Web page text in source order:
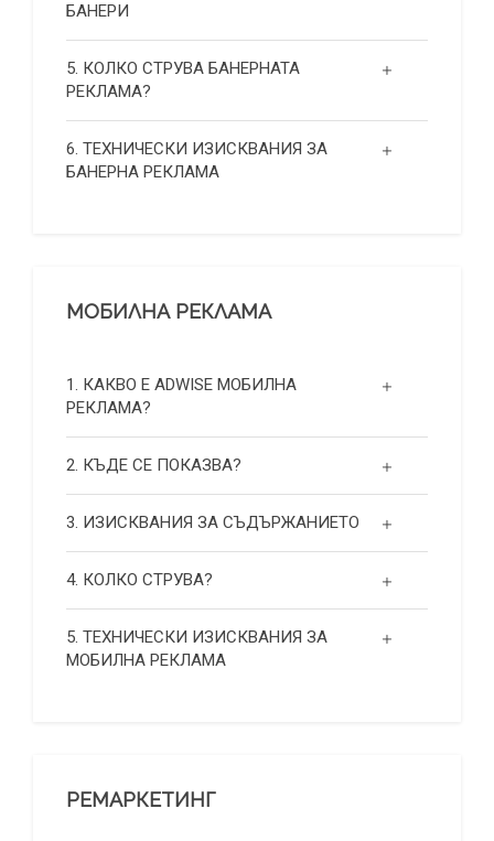
БАНЕРИ
5. КОЛКО СТРУВА БАНЕРНАТА
РЕКЛАМА?
6. ТЕХНИЧЕСКИ ИЗИСКВАНИЯ ЗА
БАНЕРНА РЕКЛАМА
МОБИЛНА РЕКЛАМА
1. КАКВО Е ADWISE МОБИЛНА
РЕКЛАМА?
2. КЪДЕ СЕ ПОКАЗВА?
3. ИЗИСКВАНИЯ ЗА СЪДЪРЖАНИЕТО
4. КОЛКО СТРУВА?
5. ТЕХНИЧЕСКИ ИЗИСКВАНИЯ ЗА
МОБИЛНА РЕКЛАМА
РЕМАРКЕТИНГ